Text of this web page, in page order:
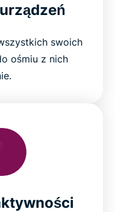
swoich
ośmiu z nich